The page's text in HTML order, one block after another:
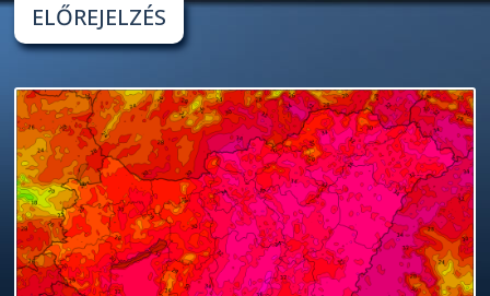
ELŐREJELZÉS